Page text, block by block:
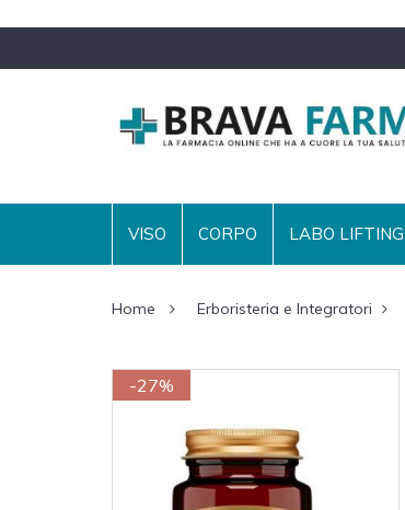
VISO CORPO LABO LIFTING
Home Erboristeria e Integratori
-27%